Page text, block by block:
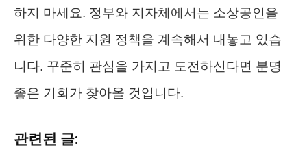
하지 마세요. 정부와 지자체에서는 소상공인을
위한 다양한 지원 정책을 계속해서 내놓고 있습
니다. 꾸준히 관심을 가지고 도전하신다면 분명
좋은 기회가 찾아올 것입니다.
관련된 글: